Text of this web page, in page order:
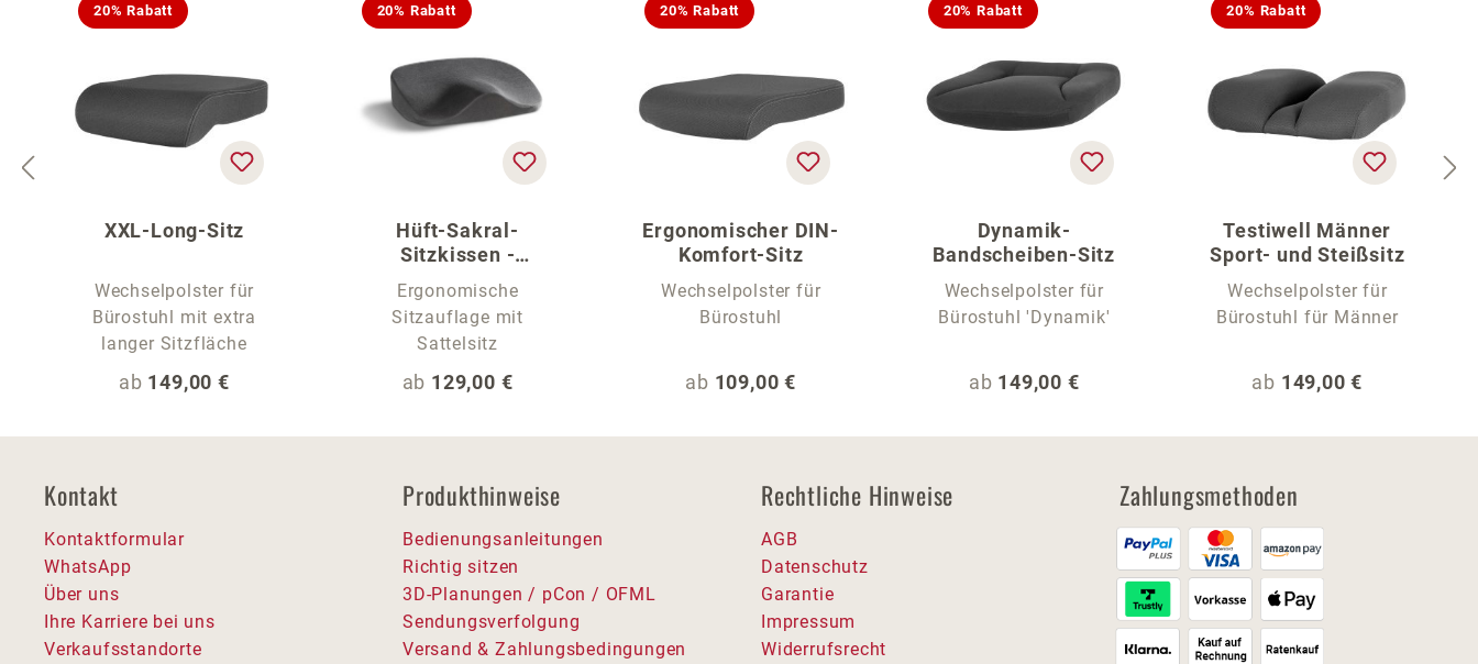
20% Rabatt
XXL-Long-Sitz
Wechselpolster für
Bürostuhl mit extra
langer Sitzfläche
Regulärer Preis:
ab 149,00 €
20% Rabatt
Hüft-Sakral-
Sitzkissen -
Sitzauflage für Stühle
Ergonomische
Sitzauflage mit
Sattelsitz
Regulärer Preis:
ab 129,00 €
20% Rabatt
Ergonomischer DIN-
Komfort-Sitz
Wechselpolster für
Bürostuhl
Regulärer Preis:
ab 109,00 €
20% Rabatt
Dynamik-
Bandscheiben-Sitz
Wechselpolster für
Bürostuhl 'Dynamik'
Regulärer Preis:
ab 149,00 €
20% Rabatt
Testiwell Männer
Sport- und Steißsitz
Wechselpolster für
Bürostuhl für Männer
Regulärer Preis:
ab 149,00 €
Kontakt
Kontaktformular
WhatsApp
Über uns
Ihre Karriere bei uns
Verkaufsstandorte
Produkthinweise
Bedienungsanleitungen
Richtig sitzen
3D-Planungen / pCon / OFML
Sendungsverfolgung
Versand & Zahlungsbedingungen
Rechtliche Hinweise
AGB
Datenschutz
Garantie
Impressum
Widerrufsrecht
Zahlungsmethoden